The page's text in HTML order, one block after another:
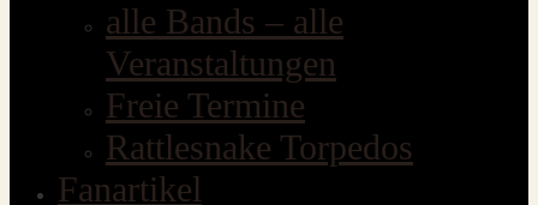
alle Bands – alle
Veranstaltungen
Freie Termine
Rattlesnake Torpedos
Fanartikel